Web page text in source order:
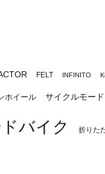
FELT INFINITO
ホイール サイクルモー
バイク 折りた